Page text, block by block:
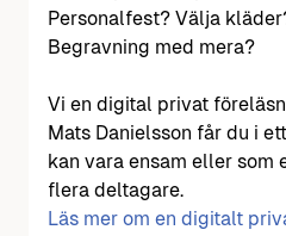
Personalfest? Välja
Begravning med mera?
Vi en digital privat
Mats Danielsson får du i
kan vara ensam eller som
flera deltagare.
Läs mer om en digitalt